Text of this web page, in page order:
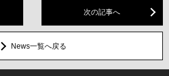
次の記事へ
News一覧へ戻る